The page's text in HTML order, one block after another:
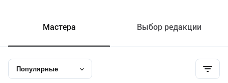
Мастера Выбор редакции
Популярные